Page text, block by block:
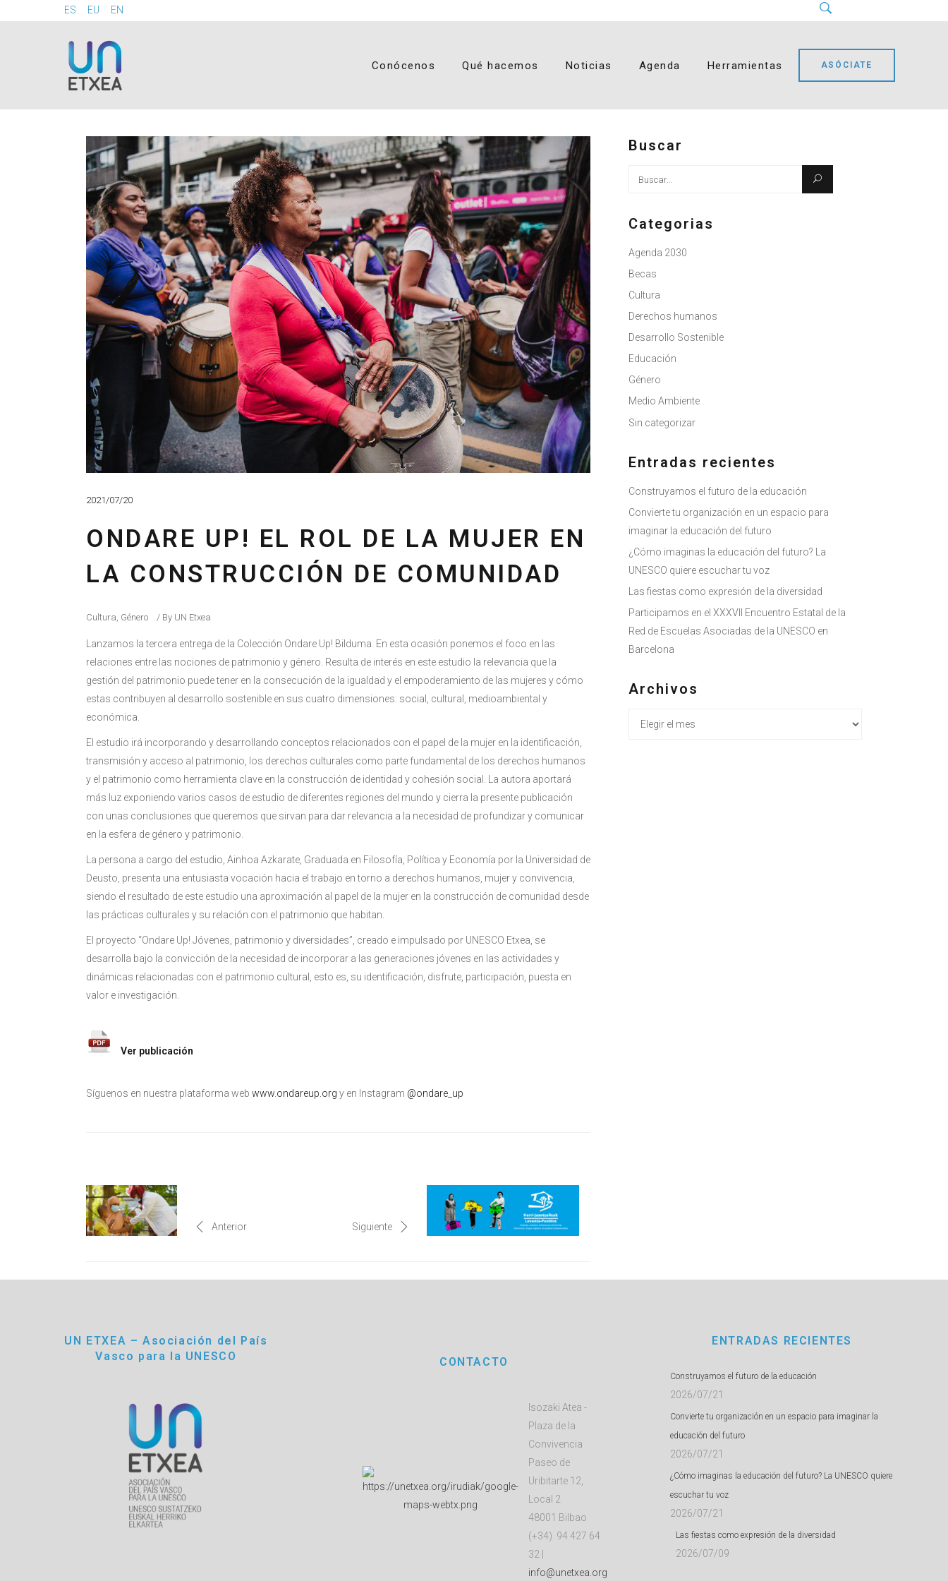
ES EU EN
Conócenos Qué hacemos Noticias Agenda Herramientas ASÓCIATE
2021/07/20
ONDARE UP! EL ROL DE LA MUJER EN
LA CONSTRUCCIÓN DE COMUNIDAD
Cultura, Género By UN Etxea
Lanzamos la tercera entrega de la Colección Ondare Up! Bilduma. En esta ocasión ponemos el foco en las
relaciones entre las nociones de patrimonio y género. Resulta de interés en este estudio la relevancia que la
gestión del patrimonio puede tener en la consecución de la igualdad y el empoderamiento de las mujeres y cómo
estas contribuyen al desarrollo sostenible en sus cuatro dimensiones: social, cultural, medioambiental y
económica.
El estudio irá incorporando y desarrollando conceptos relacionados con el papel de la mujer en la identificación,
transmisión y acceso al patrimonio, los derechos culturales como parte fundamental de los derechos humanos
y el patrimonio como herramienta clave en la construcción de identidad y cohesión social. La autora aportará
más luz exponiendo varios casos de estudio de diferentes regiones del mundo y cierra la presente publicación
con unas conclusiones que queremos que sirvan para dar relevancia a la necesidad de profundizar y comunicar
en la esfera de género y patrimonio.
La persona a cargo del estudio, Ainhoa Azkarate, Graduada en Filosofía, Política y Economía por la Universidad de
Deusto, presenta una entusiasta vocación hacia el trabajo en torno a derechos humanos, mujer y convivencia,
siendo el resultado de este estudio una aproximación al papel de la mujer en la construcción de comunidad desde
las prácticas culturales y su relación con el patrimonio que habitan.
El proyecto “Ondare Up! Jóvenes, patrimonio y diversidades”, creado e impulsado por UNESCO Etxea, se
desarrolla bajo la convicción de la necesidad de incorporar a las generaciones jóvenes en las actividades y
dinámicas relacionadas con el patrimonio cultural, esto es, su identificación, disfrute, participación, puesta en
valor e investigación.
Ver publicación
Síguenos en nuestra plataforma web www.ondareup.org y en Instagram @ondare_up
Anterior Siguiente
Buscar
Categorias
Agenda 2030
Becas
Cultura
Derechos humanos
Desarrollo Sostenible
Educación
Género
Medio Ambiente
Sin categorizar
Entradas recientes
Construyamos el futuro de la educación
Convierte tu organización en un espacio para
imaginar la educación del futuro
¿Cómo imaginas la educación del futuro? La
UNESCO quiere escuchar tu voz
Las fiestas como expresión de la diversidad
Participamos en el XXXVII Encuentro Estatal de la
Red de Escuelas Asociadas de la UNESCO en
Barcelona
Archivos
Archivos
UN ETXEA – Asociación del País
Vasco para la UNESCO
CONTACTO
Isozaki Atea -
Plaza de la
Convivencia
Paseo de
Uribitarte 12,
Local 2
48001 Bilbao
(+34) 94 427 64
32 |
info@unetxea.org
ENTRADAS RECIENTES
Construyamos el futuro de la educación
2026/07/21
Convierte tu organización en un espacio para imaginar la
educación del futuro
2026/07/21
¿Cómo imaginas la educación del futuro? La UNESCO quiere
escuchar tu voz
2026/07/21
Las fiestas como expresión de la diversidad
2026/07/09